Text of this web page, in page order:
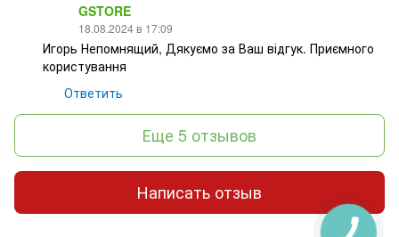
GSTORE
18.08.2024 в 17:09
Игорь Непомнящий, Дякуємо за Ваш відгук. Приємного
користування
Ответить
Еще 5 отзывов
Написать отзыв